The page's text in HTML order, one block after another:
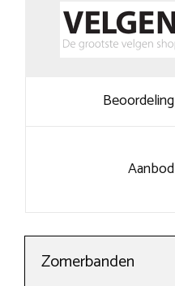
Beoordeling
Aanbod
Zomerbanden